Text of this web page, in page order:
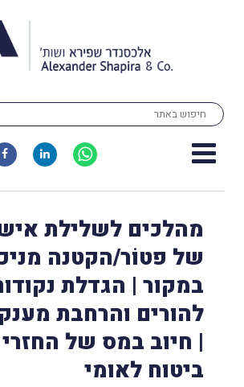
מהלכים לשלילת
של פטוֹר/הקטנה
במקור | הגדלת
להורים והרחבת
| חיוב במס של
ביטוח לאומי